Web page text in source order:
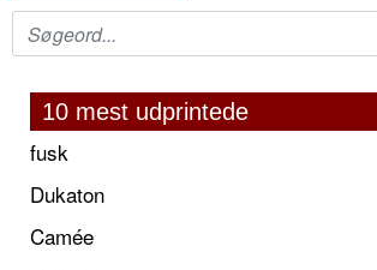
10 mest udprintede
fusk
Dukaton
Camée